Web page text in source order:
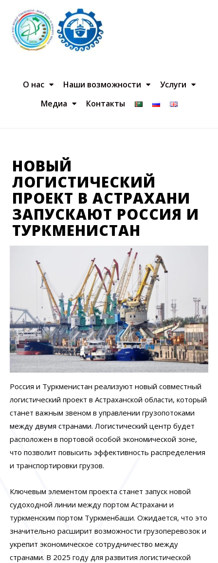
О нас Наши возможности
Услуги
Медиа
Контакты
НОВЫЙ
ЛОГИСТИЧЕСКИЙ
ПРОЕКТ В АСТРАХАНИ
ЗАПУСКАЮТ РОССИЯ И
ТУРКМЕНИСТАН
Россия и Туркменистан реализуют новый совместный
логистический проект в Астраханской области, который
станет важным звеном в управлении грузопотоками
между двумя странами. Логистический центр будет
расположен в портовой особой экономической зоне,
что позволит повысить эффективность распределения
и транспортировки грузов.
Ключевым элементом проекта станет запуск новой
судоходной линии между портом Астрахани и
туркменским портом Туркменбаши. Ожидается, что это
значительно расширит возможности грузоперевозок и
укрепит экономическое сотрудничество между
странами. В 2025 году для развития логистической